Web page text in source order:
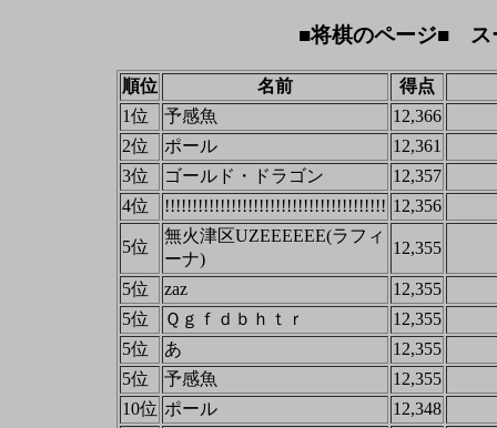
■将棋のページ■ ス
順位 名前
得点
1位
予感魚
12,366
2位
ポール
12,361
3位
ゴールド・ドラゴン
12,357
4位
!!!!!!!!!!!!!!!!!!!!!!!!!!!!!!!!!!!!!!!! 12,356
5位
無火津区UZEEEEEE(ラフィ
ーナ)
12,355
5位 zaz
12,355
5位
Ｑｇｆｄｂｈｔｒ
12,355
5位
あ
12,355
5位
予感魚
12,355
10位 ポール 12,348